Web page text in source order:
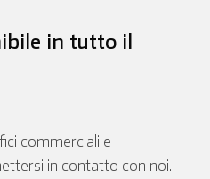
in tutto il
commerciali e
in contatto con noi.